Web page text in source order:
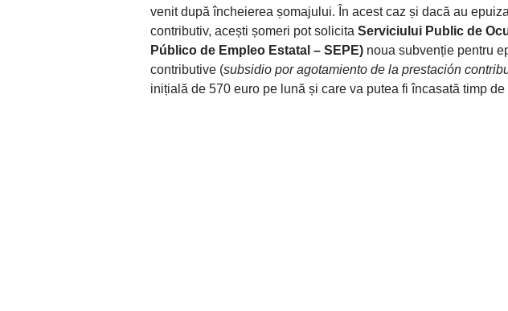
venit după încheierea șomajului. În acest caz și dacă au
contributiv, acești șomeri pot solicita Serviciului Public de
Público de Empleo Estatal – SEPE) noua subvenție pentru
contributive (subsidio por agotamiento de la prestación
inițială de 570 euro pe lună și care va putea fi încasată timp de